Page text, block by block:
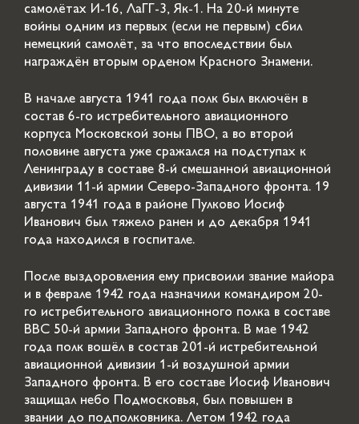
самолётах И-16, ЛаГГ-3, Як-1. На 20-й минуте
войны одним из первых (если не первым) сбил
немецкий самолёт, за что впоследствии был
награждён вторым орденом Красного Знамени.
В начале августа 1941 года полк был включён в
состав 6-го истребительного авиационного
корпуса Московской зоны ПВО, а во второй
половине августа уже сражался на подступах к
Ленинграду в составе 8-й смешанной авиационной
дивизии 11-й армии Северо-Западного фронта. 19
августа 1941 года в районе Пулково Иосиф
Иванович был тяжело ранен и до декабря 1941
года находился в госпитале.
После выздоровления ему присвоили звание майора
и в феврале 1942 года назначили командиром 20-
го истребительного авиационного полка в составе
ВВС 50-й армии Западного фронта. В мае 1942
года полк вошёл в состав 201-й истребительной
авиационной дивизии 1-й воздушной армии
Западного фронта. В его составе Иосиф Иванович
защищал небо Подмосковья, был повышен в
звании до подполковника. Летом 1942 года